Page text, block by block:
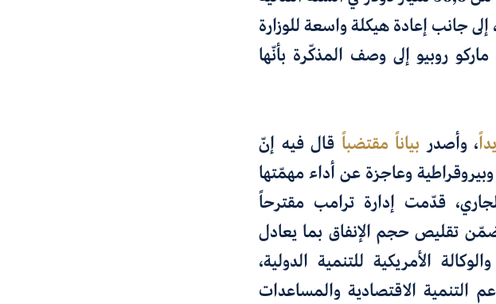
إلى جانب إعادة هيكلةواسعة للوزارة
ماركو روبيو إلى وصف المذكّرة بأنّها
، وأصدر بياناً مقتضباً قال فيه إنّ
وعاجزة عن أداء مهمّتها
قدّمت إدارة ترامب مقترحاً
تقليص حجم الإنفاق بما يعادل
الأمريكية للتنمية الدولية،
الاقتصادية والمساعدات